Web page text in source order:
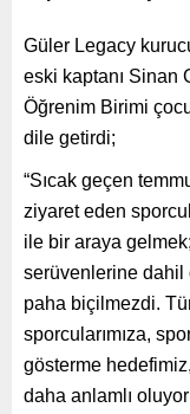
Güler Legacy
eski kaptanı Sinan
Öğrenim Birimi
dile getirdi;
“Sıcak geçen
ziyaret eden
ile bir araya
serüvenlerine
paha biçilmezdi.
sporcularımıza,
gösterme
daha anlamlı